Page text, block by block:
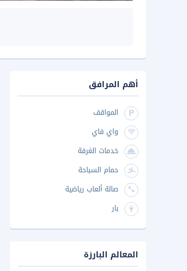
أهم المرافق
المواقف
واي فاي
خدمات الغرفة
حمام السباحة
صالة ألعاب رياضية
بار
المعالم البارزة